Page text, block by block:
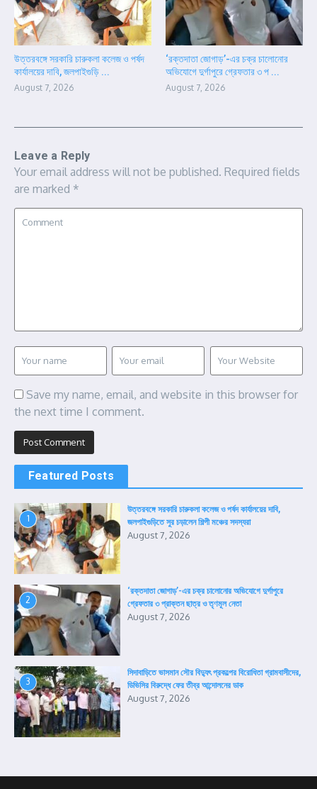
উত্তরবঙ্গে সরকারি চারুকলা কলেজ ও পর্ষদ
কার্যালয়ের দাবি, জলপাইগুড়ি ...
August 7, 2026
‘রক্তদাতা জোগাড়’-এর চক্র চালোনোর
অভিযোগে দুর্গাপুরে গ্রেফতার ৩ প ...
August 7, 2026
Leave a Reply
Your email address will not be published. Required fields
are marked *
Save my name, email, and website in this browser for
the next time I comment.
Featured Posts
1
উত্তরবঙ্গে সরকারি চারুকলা কলেজ ও পর্ষদ কার্যালয়ের দাবি,
জলপাইগুড়িতে সুর চড়ালেন শিল্পী মঞ্চের সদস্যরা
August 7, 2026
2
‘রক্তদাতা জোগাড়’-এর চক্র চালোনোর অভিযোগে দুর্গাপুরে
গ্রেফতার ৩ প্রাক্তন ছাত্র ও তৃণমূল নেতা
August 7, 2026
3
সিদাবাড়িতে ভাসমান সৌর বিদ্যুৎ প্রকল্পের বিরোধিতা গ্রামবাসীদের,
ডিভিসির বিরুদ্ধে ফের তীব্র আন্দোলনের ডাক
August 7, 2026